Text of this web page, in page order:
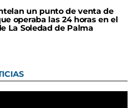
un punto de venta de
operaba las 24 horas en el
La Soledad de Palma